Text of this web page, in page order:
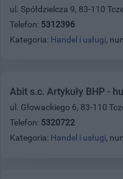
ul. Spółdzielcza 9, 83-110
Telefon: 5312396
Kategoria: Handel i usługi,
Abit s.c. Artykuły BHP -
ul. Głowackiego 6, 83-110
Telefon: 5320722
Kategoria: Handel i usługi,